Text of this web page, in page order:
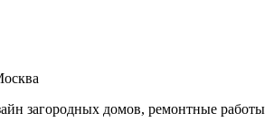
загородных домов, ремонтные работы